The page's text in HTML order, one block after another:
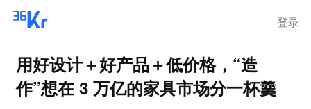
登录
用好设计＋好产品＋低价格，“造
作”想在 3 万亿的家具市场分一杯羹